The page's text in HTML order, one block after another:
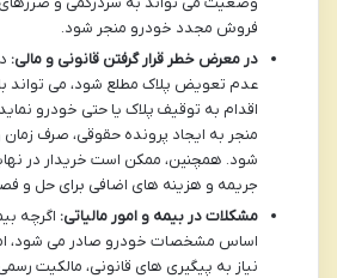
فروش مجدد خودرو منجر شود.
در معرض خطر قرار گرفتن قانونی و مالی:
عدم تعویض پلاک مطلع شود، می تواند
اقدام به توقیف پلاک یا حتی خودرو
منجر به ایجاد پرونده حقوقی، صرف زمان
شود. همچنین، ممکن است خریدار در
جریمه و هزینه های اضافی برای حل و
مشکلات در بیمه و امور مالیاتی: اگرچه
اساس مشخصات خودرو صادر می شود،
نیاز به پیگیری های قانونی، مالکیت